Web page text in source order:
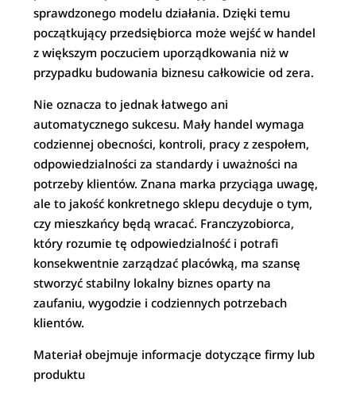
sprawdzonego modelu działania. Dzięki temu
początkujący przedsiębiorca może wejść w handel
z większym poczuciem uporządkowania niż w
przypadku budowania biznesu całkowicie od zera.
Nie oznacza to jednak łatwego ani
automatycznego sukcesu. Mały handel wymaga
codziennej obecności, kontroli, pracy z zespołem,
odpowiedzialności za standardy i uważności na
potrzeby klientów. Znana marka przyciąga uwagę,
ale to jakość konkretnego sklepu decyduje o tym,
czy mieszkańcy będą wracać. Franczyzobiorca,
który rozumie tę odpowiedzialność i potrafi
konsekwentnie zarządzać placówką, ma szansę
stworzyć stabilny lokalny biznes oparty na
zaufaniu, wygodzie i codziennych potrzebach
klientów.
Materiał obejmuje informacje dotyczące firmy lub
produktu